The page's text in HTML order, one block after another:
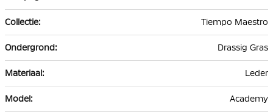
Tiempo Maestro
Drassig Gras
Leder
Academy